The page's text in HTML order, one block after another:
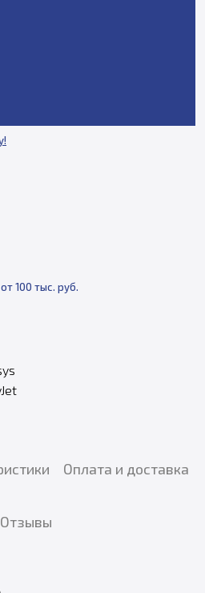
100 тыс. руб.
Оплата и доставка
Отзывы